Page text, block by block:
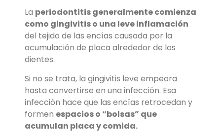
La periodontitis generalmente comienza
como gingivitis o una leve inflamación
del tejido de las encías causada por la
acumulación de placa alrededor de los
dientes.
Si no se trata, la gingivitis leve empeora
hasta convertirse en una infección. Esa
infección hace que las encías retrocedan y
formen espacios o “bolsas” que
acumulan placa y comida.